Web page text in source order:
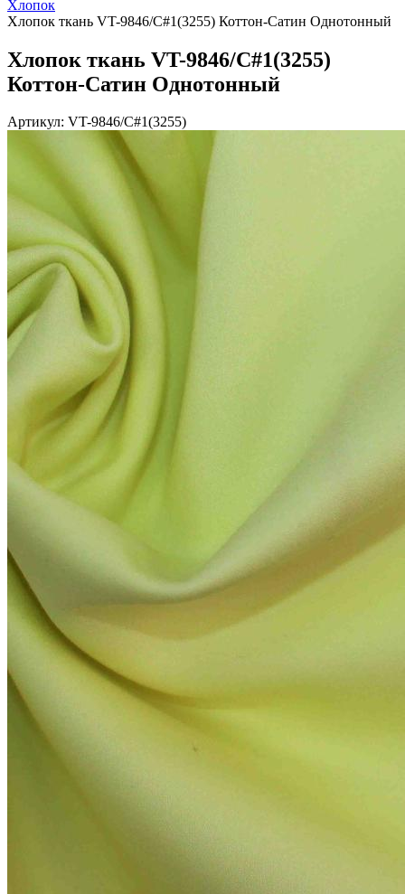
Хлопок
Хлопок ткань VT-9846/C#1(3255) Коттон-Сатин Однотонный
Хлопок ткань VT-9846/C#1(3255)
Коттон-Сатин Однотонный
Артикул: VT-9846/C#1(3255)